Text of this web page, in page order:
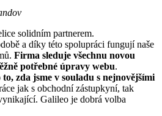
solidním partnerem.
a díky této spolupráci fungují naše
Firma sleduje všechnu novou
potřebné úpravy webu.
zda jsme v souladu s nejnovějšími
jak s obchodní zástupkyní, tak
Galileo je dobrá volba